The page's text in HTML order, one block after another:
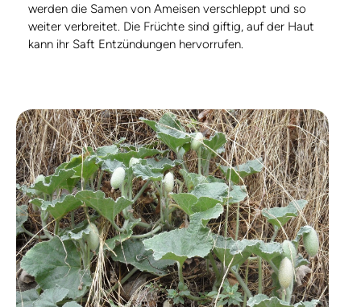
werden die Samen von Ameisen verschleppt und so
weiter verbreitet. Die Früchte sind giftig, auf der Haut
kann ihr Saft Entzündungen hervorrufen.